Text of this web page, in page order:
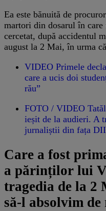
Ea este bănuită de
martori din dosarul în
cercetat, după accidentul
august la 2 Mai, în urma
VIDEO Primele
care a ucis doi
rău”
FOTO / VIDEO
ieșit de la audieri. A
jurnaliștii din fața
Care a fost
a părinților lui
tragedia de la 2
să-l absolvim